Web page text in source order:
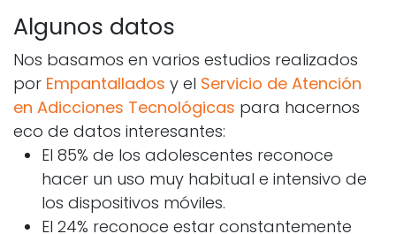
Algunos datos
Nos basamos en varios estudios realizados
por Empantallados y el Servicio de Atención
en Adicciones Tecnológicas para hacernos
eco de datos interesantes:
El 85% de los adolescentes reconoce
hacer un uso muy habitual e intensivo de
los dispositivos móviles.
El 24% reconoce estar constantemente